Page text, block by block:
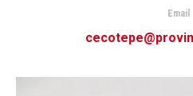
Email